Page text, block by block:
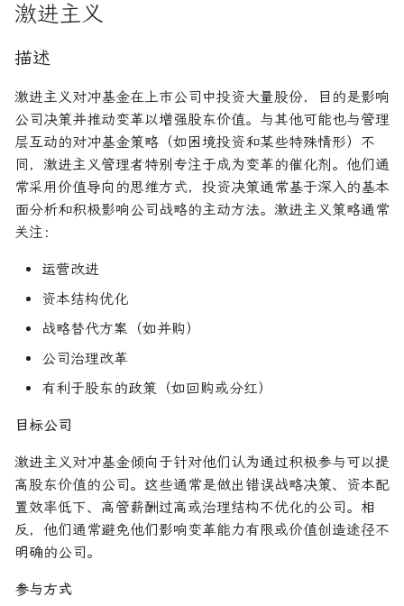
激进主义
描述
激进主义对冲基金在上市公司中投资大量股份，目的是影响
公司决策并推动变革以增强股东价值。与其他可能也与管理
层互动的对冲基金策略（如困境投资和某些特殊情形）不
同，激进主义管理者特别专注于成为变革的催化剂。他们通
常采用价值导向的思维方式，投资决策通常基于深入的基本
面分析和积极影响公司战略的主动方法。激进主义策略通常
关注：
运营改进
资本结构优化
战略替代方案（如并购）
公司治理改革
有利于股东的政策（如回购或分红）
目标公司
激进主义对冲基金倾向于针对他们认为通过积极参与可以提
高股东价值的公司。这些通常是做出错误战略决策、资本配
置效率低下、高管薪酬过高或治理结构不优化的公司。相
反，他们通常避免他们影响变革能力有限或价值创造途径不
明确的公司。
参与方式